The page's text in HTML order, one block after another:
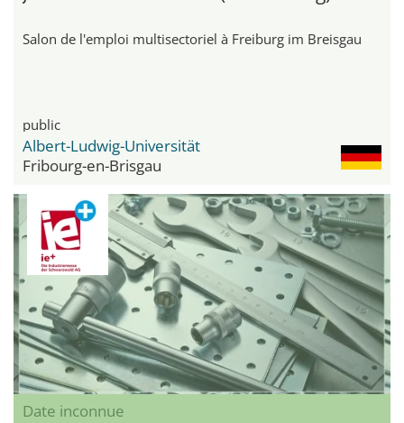
Salon de l'emploi multisectoriel à Freiburg im Breisgau
public
Albert-Ludwig-Universität
Fribourg-en-Brisgau
Date inconnue